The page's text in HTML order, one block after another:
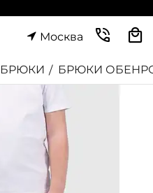
Москва
БРЮКИ / БРЮКИ